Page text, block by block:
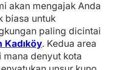
akan mengajak Anda
biasa untuk
paling dicintai
Kadıköy. Kedua area
denyut kota